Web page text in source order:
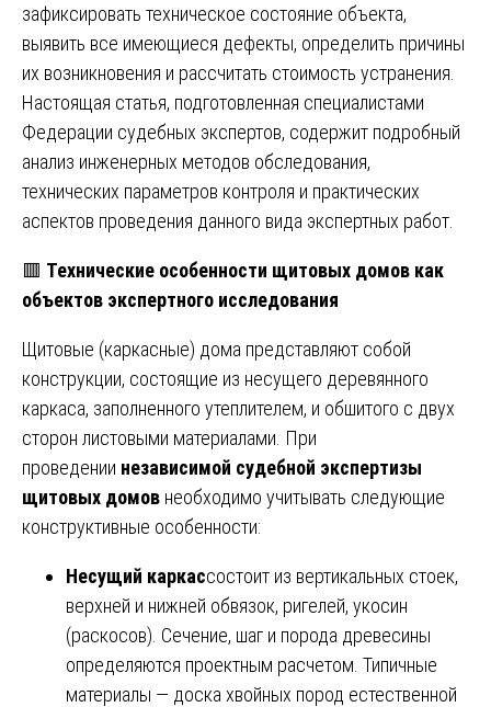
зафиксировать техническое состояние объекта,
выявить все имеющиеся дефекты, определить причины
их возникновения и рассчитать стоимость устранения.
Настоящая статья, подготовленная специалистами
Федерации судебных экспертов, содержит подробный
анализ инженерных методов обследования,
технических параметров контроля и практических
аспектов проведения данного вида экспертных работ.
🟥 Технические особенности щитовых домов как
объектов экспертного исследования
Щитовые (каркасные) дома представляют собой
конструкции, состоящие из несущего деревянного
каркаса, заполненного утеплителем, и обшитого с двух
сторон листовыми материалами. При
проведении независимой судебной экспертизы
щитовых домов необходимо учитывать следующие
конструктивные особенности:
Несущий каркассостоит из вертикальных стоек,
верхней и нижней обвязок, ригелей, укосин
(раскосов). Сечение, шаг и порода древесины
определяются проектным расчетом. Типичные
материалы — доска хвойных пород естественной